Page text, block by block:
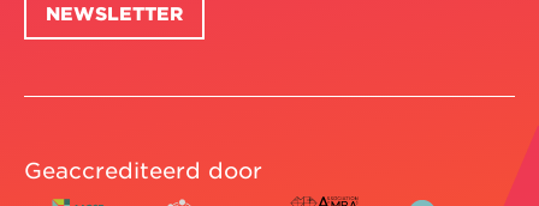
NEWSLETTER
Geaccrediteerd door